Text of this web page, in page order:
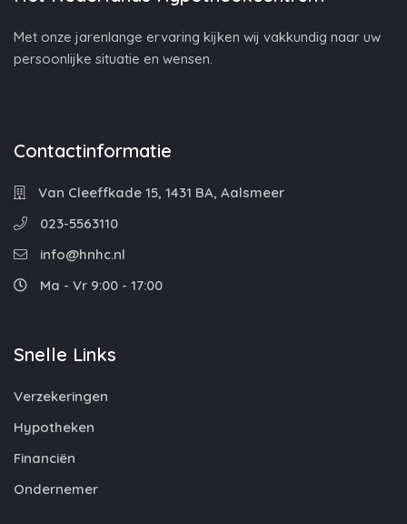
Met onze jarenlange ervaring kijken wij vakkundig naar uw
persoonlijke situatie en wensen.
Contactinformatie
Van Cleeffkade 15, 1431 BA, Aalsmeer
023-5563110
info@hnhc.nl
Ma - Vr 9:00 - 17:00
Snelle Links
Verzekeringen
Hypotheken
Financiën
Ondernemer